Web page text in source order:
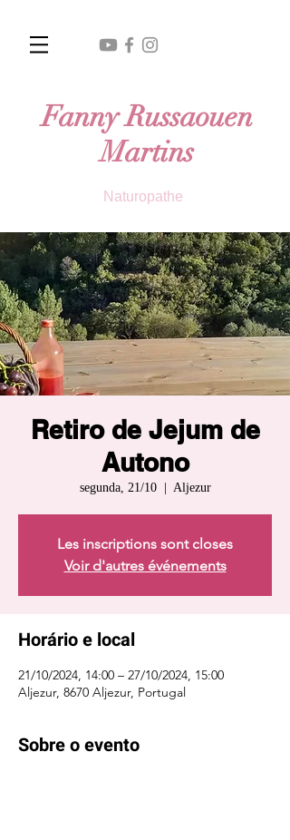
Fanny Russaouen
Martins
Naturopathe
Retiro de Jejum de
Autono
segunda, 21/10
  |
Aljezur
Les inscriptions sont closes
Voir d'autres événements
Horário e local
21/10/2024, 14:00 – 27/10/2024, 15:00
Aljezur, 8670 Aljezur, Portugal
Sobre o evento